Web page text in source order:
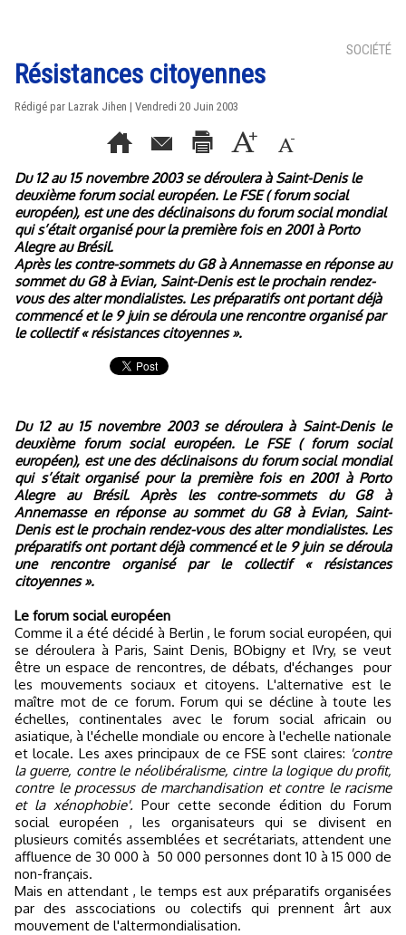
SOCIÉTÉ
Résistances citoyennes
Rédigé par Lazrak Jihen | Vendredi 20 Juin 2003
Du 12 au 15 novembre 2003 se déroulera à Saint-Denis le
deuxième forum social européen. Le FSE ( forum social
européen), est une des déclinaisons du forum social mondial
qui s’était organisé pour la première fois en 2001 à Porto
Alegre au Brésil.
Après les contre-sommets du G8 à Annemasse en réponse au
sommet du G8 à Evian, Saint-Denis est le prochain rendez-
vous des alter mondialistes. Les préparatifs ont portant déjà
commencé et le 9 juin se déroula une rencontre organisé par
le collectif « résistances citoyennes ».
Du 12 au 15 novembre 2003 se déroulera à Saint-Denis le
deuxième forum social européen. Le FSE ( forum social
européen), est une des déclinaisons du forum social mondial
qui s’était organisé pour la première fois en 2001 à Porto
Alegre au Brésil. Après les contre-sommets du G8 à
Annemasse en réponse au sommet du G8 à Evian, Saint-
Denis est le prochain rendez-vous des alter mondialistes. Les
préparatifs ont portant déjà commencé et le 9 juin se déroula
une rencontre organisé par le collectif « résistances
citoyennes ».
Le forum social européen
Comme il a été décidé à Berlin , le forum social européen, qui
se déroulera à Paris, Saint Denis, BObigny et IVry, se veut
être un espace de rencontres, de débats, d'échanges pour
les mouvements sociaux et citoyens. L'alternative est le
maître mot de ce forum. Forum qui se décline à toute les
échelles, continentales avec le forum social africain ou
asiatique, à l'échelle mondiale ou encore à l'echelle nationale
et locale. Les axes principaux de ce FSE sont claires: 'contre
la guerre, contre le néolibéralisme, cintre la logique du profit,
contre le processus de marchandisation et contre le racisme
et la xénophobie'. Pour cette seconde édition du Forum
social européen , les organisateurs qui se divisent en
plusieurs comités assemblées et secrétariats, attendent une
affluence de 30 000 à 50 000 personnes dont 10 à 15 000 de
non-français.
Mais en attendant , le temps est aux préparatifs organisées
par des asscociations ou colectifs qui prennent ârt aux
mouvement de l'altermondialisation.